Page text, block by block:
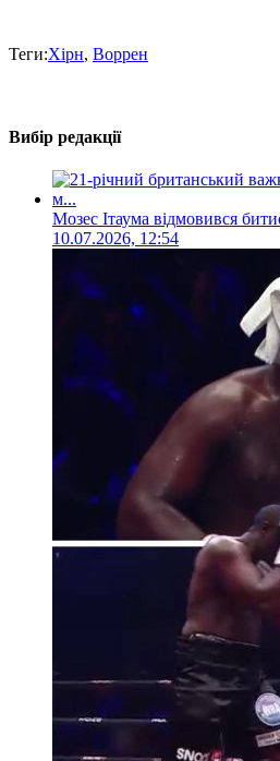
Теги:Хірн, Воррен
Вибір редакції
Мозес Ітаума відмовився
10.07.2026, 12:54